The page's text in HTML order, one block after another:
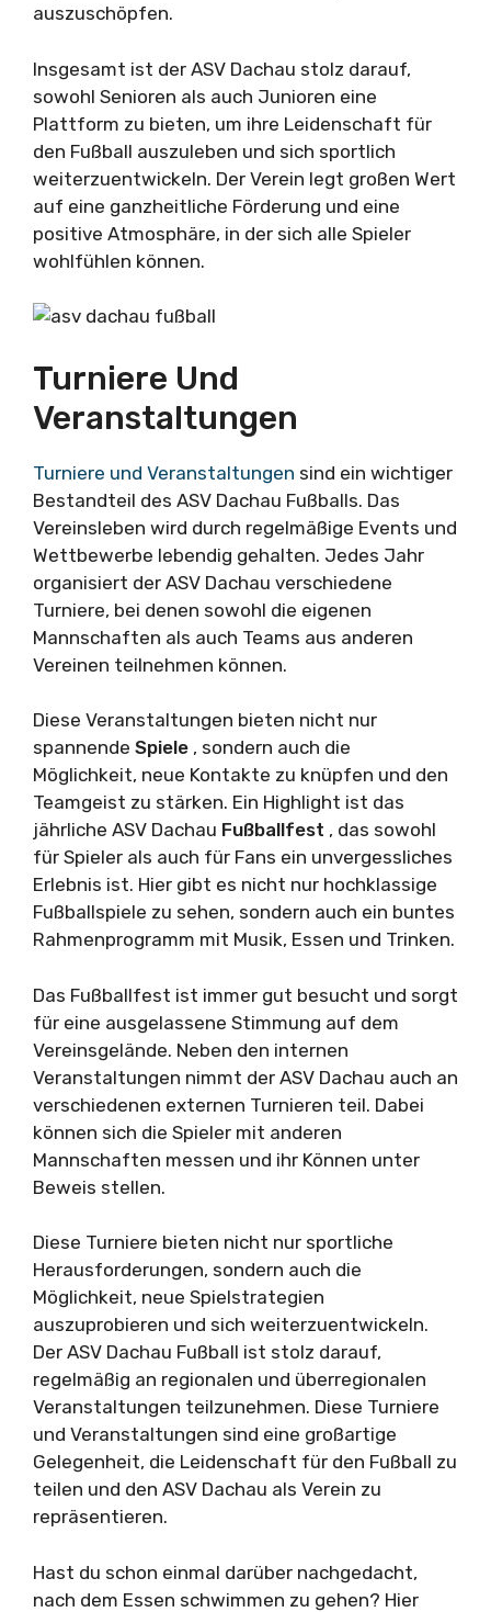
auszuschöpfen.
Insgesamt ist der ASV Dachau stolz darauf,
sowohl Senioren als auch Junioren eine
Plattform zu bieten, um ihre Leidenschaft für
den Fußball auszuleben und sich sportlich
weiterzuentwickeln. Der Verein legt großen Wert
auf eine ganzheitliche Förderung und eine
positive Atmosphäre, in der sich alle Spieler
wohlfühlen können.
Turniere Und
Veranstaltungen
Turniere und Veranstaltungen sind ein wichtiger
Bestandteil des ASV Dachau Fußballs. Das
Vereinsleben wird durch regelmäßige Events und
Wettbewerbe lebendig gehalten. Jedes Jahr
organisiert der ASV Dachau verschiedene
Turniere, bei denen sowohl die eigenen
Mannschaften als auch Teams aus anderen
Vereinen teilnehmen können.
Diese Veranstaltungen bieten nicht nur
spannende Spiele , sondern auch die
Möglichkeit, neue Kontakte zu knüpfen und den
Teamgeist zu stärken. Ein Highlight ist das
jährliche ASV Dachau Fußballfest , das sowohl
für Spieler als auch für Fans ein unvergessliches
Erlebnis ist. Hier gibt es nicht nur hochklassige
Fußballspiele zu sehen, sondern auch ein buntes
Rahmenprogramm mit Musik, Essen und Trinken.
Das Fußballfest ist immer gut besucht und sorgt
für eine ausgelassene Stimmung auf dem
Vereinsgelände. Neben den internen
Veranstaltungen nimmt der ASV Dachau auch an
verschiedenen externen Turnieren teil. Dabei
können sich die Spieler mit anderen
Mannschaften messen und ihr Können unter
Beweis stellen.
Diese Turniere bieten nicht nur sportliche
Herausforderungen, sondern auch die
Möglichkeit, neue Spielstrategien
auszuprobieren und sich weiterzuentwickeln.
Der ASV Dachau Fußball ist stolz darauf,
regelmäßig an regionalen und überregionalen
Veranstaltungen teilzunehmen. Diese Turniere
und Veranstaltungen sind eine großartige
Gelegenheit, die Leidenschaft für den Fußball zu
teilen und den ASV Dachau als Verein zu
repräsentieren.
Hast du schon einmal darüber nachgedacht,
nach dem Essen schwimmen zu gehen? Hier